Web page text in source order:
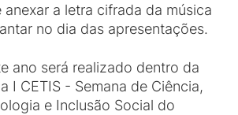
anexar a letra cifrada da música
no dia das apresentações.
ano será realizado dentro da
I CETIS - Semana de Ciência,
e Inclusão Social do